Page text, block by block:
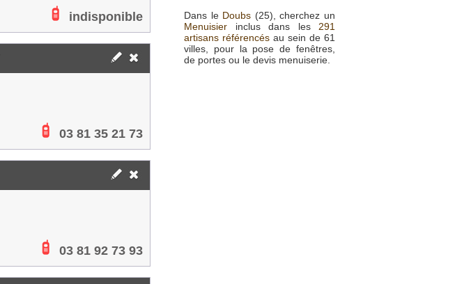
indisponible
03 81 35 21 73
03 81 92 73 93
Dans le Doubs (25), cherchez un
Menuisier inclus dans les 291
artisans référencés au sein de 61
villes, pour la pose de fenêtres,
de portes ou le devis menuiserie.